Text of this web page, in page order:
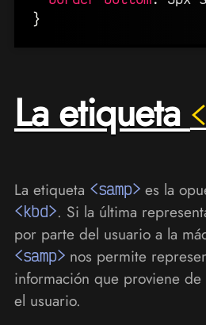
}
La etiqueta
La etiqueta <samp> es la
<kbd>. Si la última
por parte del usuario a la
<samp> nos permite
información que proviene de
el usuario.